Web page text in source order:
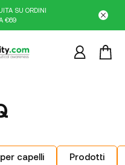
SU ORDINI
€69
capelli Prodotti